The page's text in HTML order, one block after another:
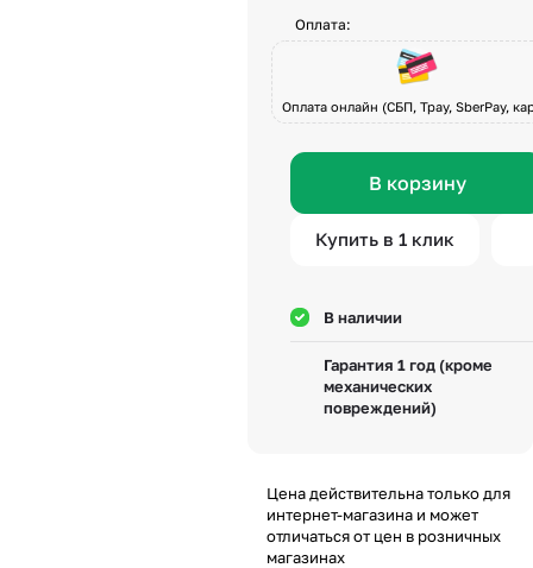
Оплата:
Оплата онлайн (СБП, Tpay, SberPay,
В корзину
Купить в 1 клик
В наличии
Гарантия 1 год (кроме
механических
повреждений)
Цена действительна только для
интернет-магазина и может
отличаться от цен в розничных
магазинах